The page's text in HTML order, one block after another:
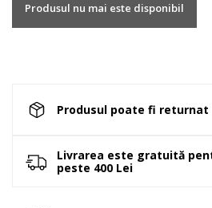
Produsul nu mai este disponibil
Produsul poate fi returnat
Livrarea este gratuită
peste 400 Lei